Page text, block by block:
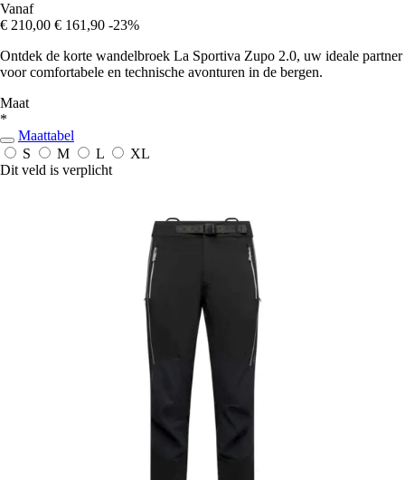
Vanaf
€ 210,00 € 161,90 -23%
Ontdek de korte wandelbroek La Sportiva Zupo 2.0, uw ideale partner
voor comfortabele en technische avonturen in de bergen.
Maat
*
Maattabel
S
M L
XL
Dit veld is verplicht